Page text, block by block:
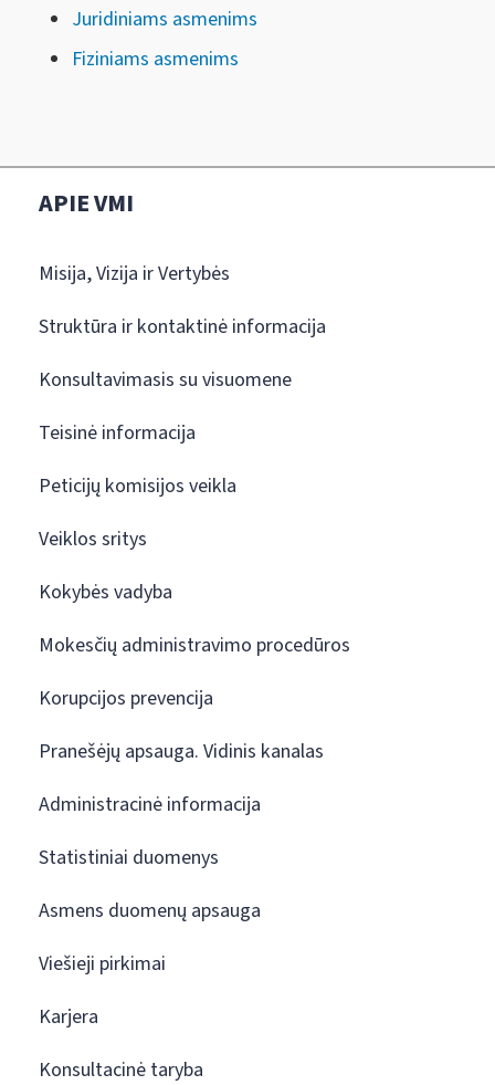
Juridiniams asmenims
Fiziniams asmenims
APIE VMI
Misija, Vizija ir Vertybės
Struktūra ir kontaktinė informacija
Konsultavimasis su visuomene
Teisinė informacija
Peticijų komisijos veikla
Veiklos sritys
Kokybės vadyba
Mokesčių administravimo procedūros
Korupcijos prevencija
Pranešėjų apsauga. Vidinis kanalas
Administracinė informacija
Statistiniai duomenys
Asmens duomenų apsauga
Viešieji pirkimai
Karjera
Konsultacinė taryba